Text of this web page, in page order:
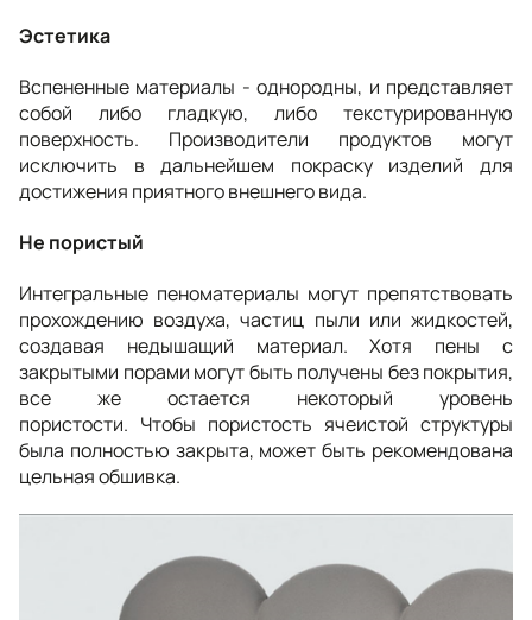
Эстетика
Вспененные материалы - однородны, и представляет
собой либо гладкую, либо текстурированную
поверхность. Производители продуктов могут
исключить в дальнейшем покраску изделий для
достижения приятного внешнего вида.
Не пористый
Интегральные пеноматериалы могут препятствовать
прохождению воздуха, частиц пыли или жидкостей,
создавая недышащий материал. Хотя пены с
закрытыми порами могут быть получены без покрытия,
все же остается некоторый уровень
пористости. Чтобы пористость ячеистой структуры
была полностью закрыта, может быть рекомендована
цельная обшивка.